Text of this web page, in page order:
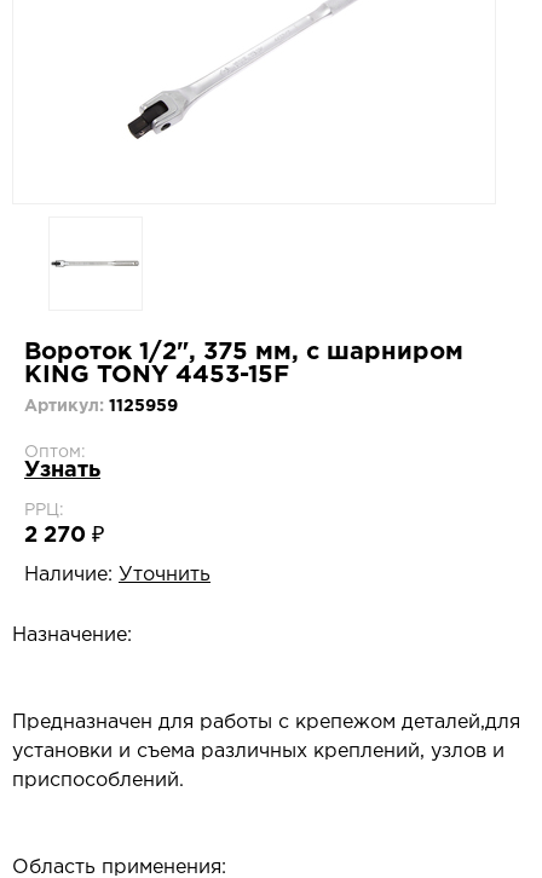
Вороток 1/2", 375 мм, с шарниром
KING TONY 4453-15F
Артикул: 1125959
Оптом:
Узнать
РРЦ:
2 270 ₽
Наличие: Уточнить
Назначение:
Предназначен для работы с крепежом деталей,для
установки и съема различных креплений, узлов и
приспособлений.
Область применения: